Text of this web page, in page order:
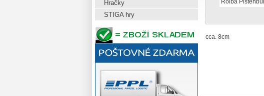
Hračky
STIGA hry
Rolba
cca. 8cm